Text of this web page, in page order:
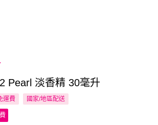
Pearl 淡香精 30毫升
運費 國家/地區配送